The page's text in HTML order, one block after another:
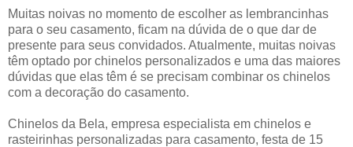
Muitas noivas no momento de escolher as lembrancinhas
para o seu casamento, ficam na dúvida de o que dar de
presente para seus convidados. Atualmente, muitas noivas
têm optado por chinelos personalizados e uma das maiores
dúvidas que elas têm é se precisam combinar os chinelos
com a decoração do casamento.
Chinelos da Bela, empresa especialista em chinelos e
rasteirinhas personalizadas para casamento, festa de 15